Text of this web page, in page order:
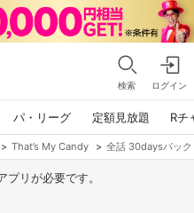
検索 ログイン
パ・リーグ 定額見放題 Rチ
> That’s My Candy > 全話 30daysパック
プリが必要です。